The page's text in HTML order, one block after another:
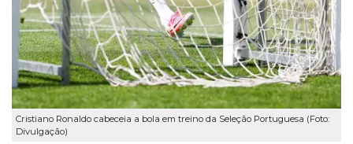
Cristiano Ronaldo cabeceia a bola em treino da Seleção Portuguesa (Foto:
Divulgação)